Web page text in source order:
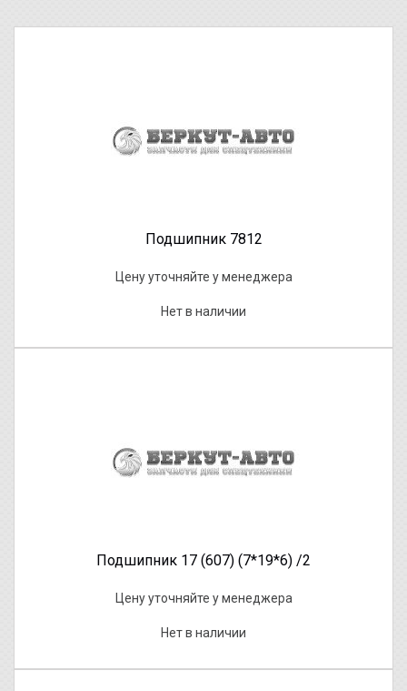
Подшипник 7812
Цену уточняйте у менеджера
Нет в наличии
Подшипник 17 (607) (7*19*6) /2
Цену уточняйте у менеджера
Нет в наличии